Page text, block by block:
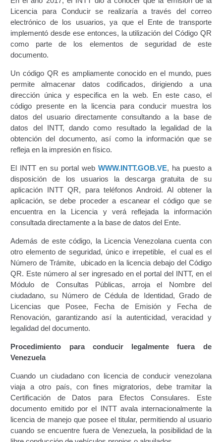
Constancia De Cumplimiento Sobre Homologación
Para Vehículos Importados.
Constancia de cumplimiento sobre la composición
Homologación de Prototipo Vehicular.
Homologación Vehícular Por Reformas de
Importancia o Cambio de Características (Aplica para
Vehículos de Carga, Transporte de Personas y Gruas).
Carroceras, Importadoras, Distribuidoras y Talleres
Especializados en Reformas de Vehículos (REFECIV).
Junta Directiva
Junta Directiva Old
Licencia para Conducir
Certificación de Datos de Licencia para Conducir.
Certificación de Datos para Efectos Consulares con
Apostilla Electrónica
Registro Original de Licencia para Conducir Cuarto
Grado (4°).
Grado (5°).
Registro Original de Licencia para Conducir
Segundo Grado (2°) – (Mayores de 18 años).
Registro Original de Licencia para Conducir
Licencia para Conducir se realizaría a través del correo
electrónico de los usuarios, ya que el Ente de transporte
implementó desde ese entonces, la utilización del Código QR
como parte de los elementos de seguridad de este
documento.
Un código QR es ampliamente conocido en el mundo, pues
permite almacenar datos codificados, dirigiendo a una
dirección única y especifica en la web. En este caso, el
código presente en la licencia para conducir muestra los
datos del usuario directamente consultando a la base de
datos del INTT, dando como resultado la legalidad de la
obtención del documento, así como la información que se
refleja en la impresión en físico.
El INTT en su portal web WWW.INTT.GOB.VE, ha puesto a
disposición de los usuarios la descarga gratuita de su
aplicación INTT QR, para teléfonos Android. Al obtener la
aplicación, se debe proceder a escanear el código que se
encuentra en la Licencia y verá reflejada la información
consultada directamente a la base de datos del Ente.
Además de este código, la Licencia Venezolana cuenta con
otro elemento de seguridad, único e irrepetible, el cual es el
Número de Trámite, ubicado en la licencia debajo del Código
QR. Este número al ser ingresado en el portal del INTT, en el
Módulo de Consultas Públicas, arroja el Nombre del
ciudadano, su Número de Cédula de Identidad, Grado de
Licencias que Posee, Fecha de Emisión y Fecha de
Renovación, garantizando así la autenticidad, veracidad y
legalidad del documento.
Procedimiento para conducir legalmente fuera de
Venezuela
Cuando un ciudadano con licencia de conducir venezolana
viaja a otro país, con fines migratorios, debe tramitar la
Certificación de Datos para Efectos Consulares. Este
documento emitido por el INTT avala internacionalmente la
licencia de manejo que posee el titular, permitiendo al usuario
cuando se encuentre fuera de Venezuela, la posibilidad de la